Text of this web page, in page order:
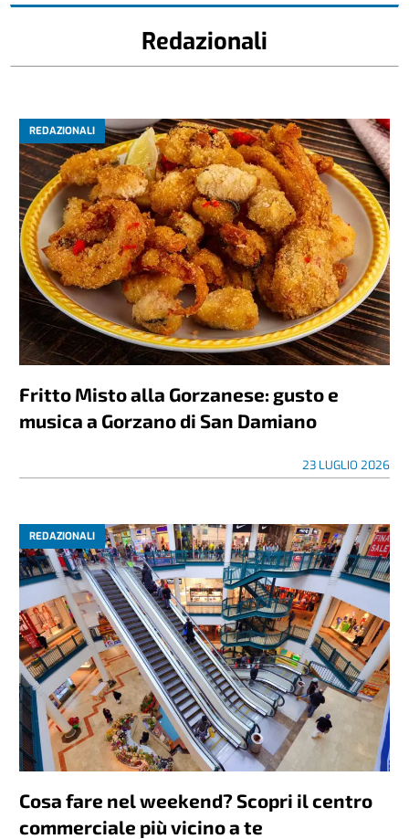
Redazionali
REDAZIONALI
Fritto Misto alla Gorzanese: gusto e
musica a Gorzano di San Damiano
23 LUGLIO 2026
REDAZIONALI
Cosa fare nel weekend? Scopri il centro
commerciale più vicino a te